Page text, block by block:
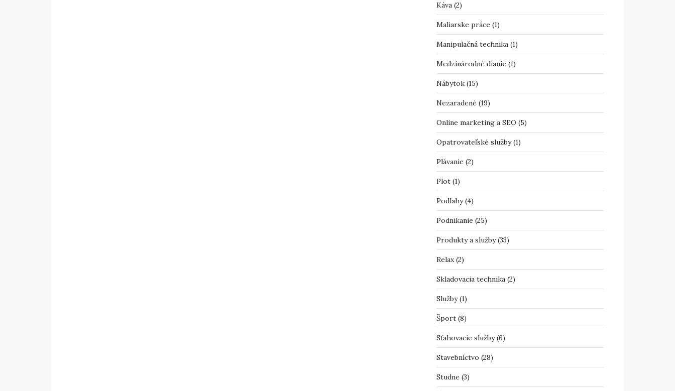
Káva(2)
Maliarske práce (1)
Manipulačná technika(1)
Medzinárodné dianie (1)
Nábytok(15)
Nezaradené (19)
Online marketing a SEO (5)
Opatrovateľské služby(1)
Plávanie (2)
Plot(1)
Podlahy(4)
Podnikanie (25)
Produkty a služby(33)
Relax(2)
Skladovacia technika(2)
Služby(1)
Šport(8)
Sťahovacie služby(6)
Stavebníctvo (28)
Studne (3)